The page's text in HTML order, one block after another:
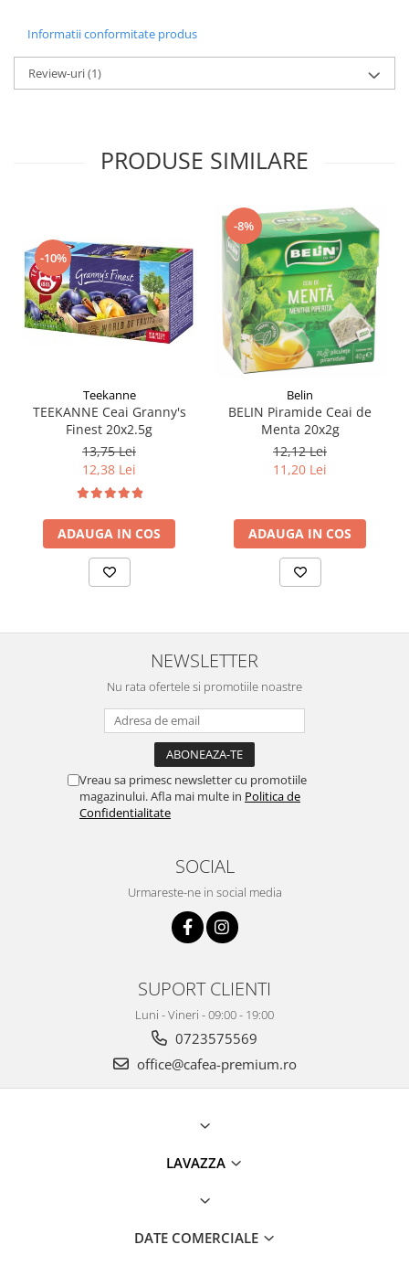
Informatii conformitate produs
Review-uri(1)
PRODUSE SIMILARE
-10%
Teekanne
TEEKANNE Ceai Granny's
Finest 20x2.5g
13,75 Lei
12,38 Lei
ADAUGA IN COS
-8%
Belin
BELIN Piramide Ceai de
Menta 20x2g
12,12 Lei
11,20 Lei
ADAUGA IN COS
NEWSLETTER
Nu rata ofertele si promotiile noastre
Vreau sa primesc newsletter cu promotiile
magazinului. Afla mai multe in Politica de
Confidentialitate
SOCIAL
Urmareste-ne in social media
SUPORT CLIENTI
Luni - Vineri - 09:00 - 19:00
0723575569
office@cafea-premium.ro
LAVAZZA
DATE COMERCIALE